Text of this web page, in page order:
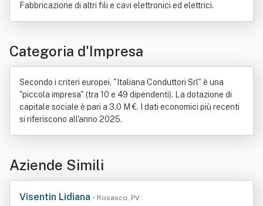
Fabbricazione di altri fili e cavi elettronici ed elettrici.
Categoria d'Impresa
Secondo i criteri europei, "Italiana Conduttori Srl" è una
"piccola impresa" (tra 10 e 49 dipendenti). La dotazione di
capitale sociale è pari a 3.0 M €. I dati economici più recenti
si riferiscono all'anno 2025.
Aziende Simili
Visentin Lidiana • Rosasco, PV